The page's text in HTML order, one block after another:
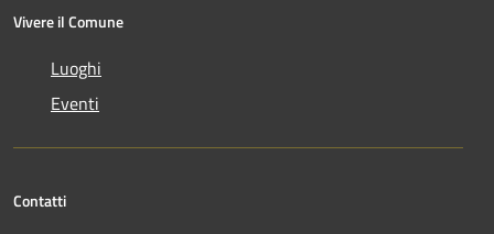
Vivere il Comune
Luoghi
Eventi
Contatti